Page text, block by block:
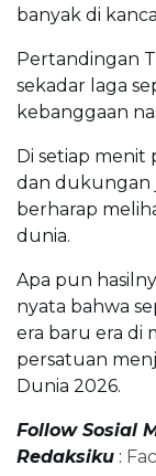
banyak di
Pertandingan
sekadar laga
kebanggaan
Di setiap menit
dan dukungan
berharap
dunia.
Apa pun
nyata bahwa
era baru era di
persatuan
Dunia 2026.
Follow Sosial
Redaksiku :